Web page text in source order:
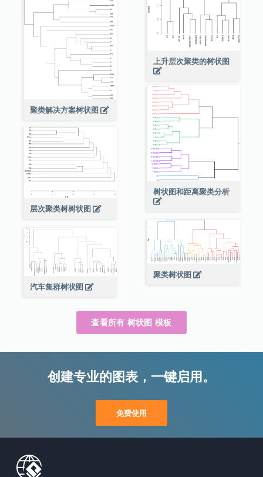
聚类解决方案树状图
上升层次聚类的树状图
树状图和距离聚类分析
层次聚类树树状图
聚类树状图
汽车集群树状图
查看所有 树状图 模板
创建专业的图表，一键启用。
免费使用